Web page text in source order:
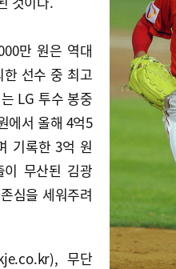
만 원은 역대
한 선수 중 최고
LG 투수 봉중
에서 올해 4억5
기록한 3억 원
이 무산된 김광
심을 세워주려
무단